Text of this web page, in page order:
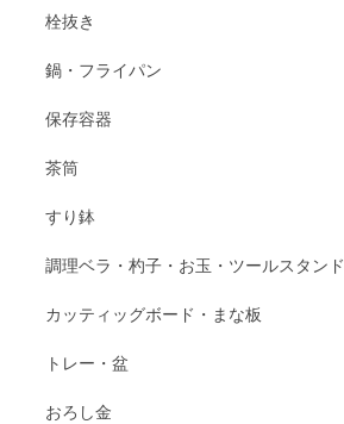
栓抜き
鍋・フライパン
保存容器
茶筒
すり鉢
調理ベラ・杓子・お玉・ツールスタンド
カッティッグボード・まな板
トレー・盆
おろし金